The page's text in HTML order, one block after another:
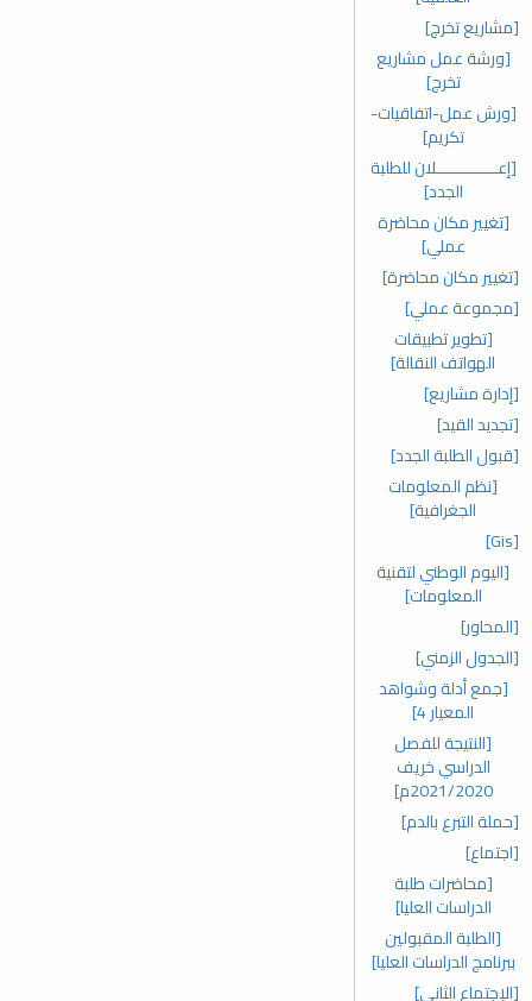
[مشاريع تخرج]
[ورشة عمل مشاريع
تخرج]
[ورش عمل-اتفاقيات-
تكريم]
[إعـــــــــــــلان للطلبة
الجدد]
[تغيير مكان محاضرة
عملي]
[تغيير مكان محاضرة]
[مجموعة عملي]
[تطوير تطبيقات
الهواتف النقالة]
[إدارة مشاريع]
[تجديد القيد]
[قبول الطلبة الجدد]
[نظم المعلومات
الجغرافية]
[Gis]
[اليوم الوطني لتقنية
المعلومات]
[المحاور]
[الجدول الزمني]
[جمع أدلة وشواهد
المعيار 4]
[النتيجة للفصل
الدراسي خريف
2021/2020م]
[حملة التبرع بالدم]
[اجتماع]
[محاضرات طلبة
الدراسات العليا]
[الطلبة المقبولين
ببرنامج الدراسات العليا]
[الإجتماع الثاني]